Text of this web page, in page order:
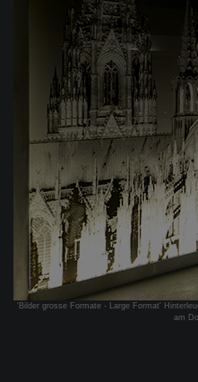
'Bilder grosse Formate - Large Format'
am